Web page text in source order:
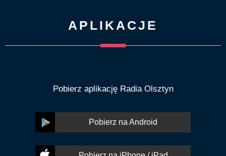
APLIKACJE
Pobierz aplikację Radia Olsztyn
Pobierz na Android